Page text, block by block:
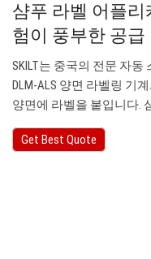
샴푸 라벨 어플리
험이 풍부한 공
SKILT는 중국의 전문 자
DLM-ALS 양면 라벨링 기
양면에 라벨을 붙입니다.
Get Best Quote